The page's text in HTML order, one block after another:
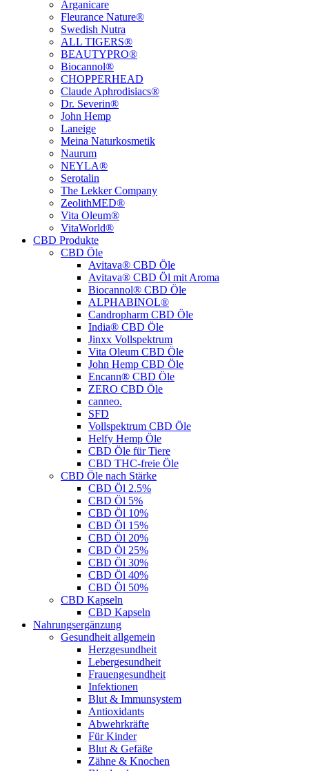
Arganicare
Fleurance Nature®
Swedish Nutra
ALL TIGERS®
BEAUTYPRO®
Biocannol®
CHOPPERHEAD
Claude Aphrodisiacs®
Dr. Severin®
John Hemp
Laneige
Meina Naturkosmetik
Naurum
NEYLA®
Serotalin
The Lekker Company
ZeolithMED®
Vita Oleum®
VitaWorld®
CBD Produkte
CBD Öle
Avitava® CBD Öle
Avitava® CBD Öl mit Aroma
Biocannol® CBD Öle
ALPHABINOL®
Candropharm CBD Öle
India® CBD Öle
Jinxx Vollspektrum
Vita Oleum CBD Öle
John Hemp CBD Öle
Encann® CBD Öle
ZERO CBD Öle
canneo.
SFD
Vollspektrum CBD Öle
Helfy Hemp Öle
CBD Öle für Tiere
CBD THC-freie Öle
CBD Öle nach Stärke
CBD Öl 2.5%
CBD Öl 5%
CBD Öl 10%
CBD Öl 15%
CBD Öl 20%
CBD Öl 25%
CBD Öl 30%
CBD Öl 40%
CBD Öl 50%
CBD Kapseln
CBD Kapseln
Nahrungsergänzung
Gesundheit allgemein
Herzgesundheit
Lebergesundheit
Frauengesundheit
Infektionen
Blut & Immunsystem
Antioxidants
Abwehrkräfte
Für Kinder
Blut & Gefäße
Zähne & Knochen